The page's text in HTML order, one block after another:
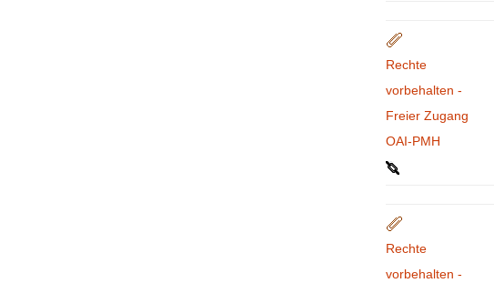
Rechte
vorbehalten -
Freier Zugang
OAI-PMH
Rechte
vorbehalten -